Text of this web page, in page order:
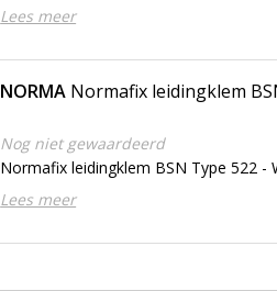
Lees meer
NORMA Normafix leidingklem
Nog niet gewaardeerd
Normafix leidingklem BSN Type 522 -
Lees meer